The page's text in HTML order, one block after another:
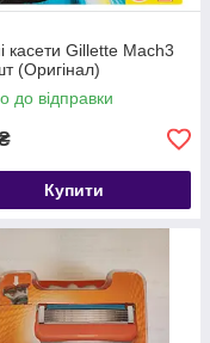
касети Gillette Mach3
(Оригінал)
до відправки
Купити